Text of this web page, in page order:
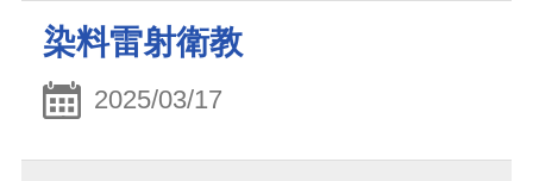
染料雷射衛教
2025/03/17